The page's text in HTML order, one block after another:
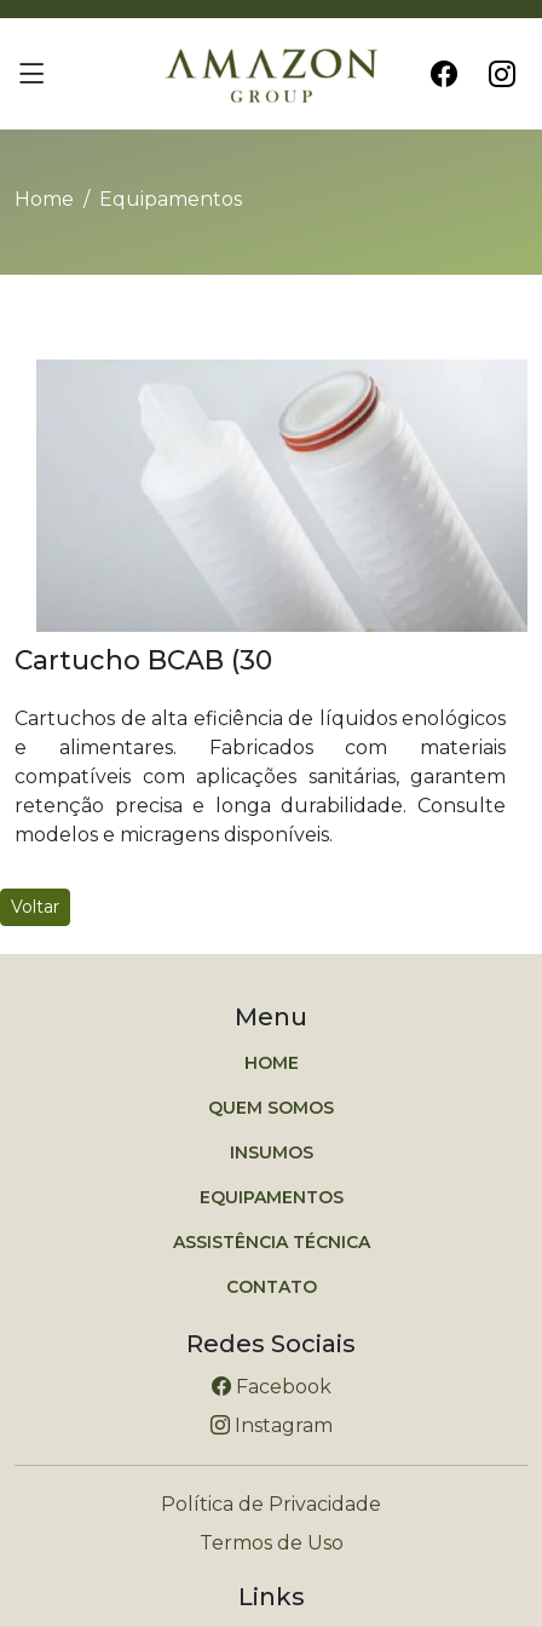
Home Equipamentos
Cartucho BCAB (30
Cartuchos de alta eficiência de líquidos enológicos
e alimentares. Fabricados com materiais
compatíveis com aplicações sanitárias, garantem
retenção precisa e longa durabilidade. Consulte
modelos e micragens disponíveis.
Voltar
Menu
HOME
QUEM SOMOS
INSUMOS
EQUIPAMENTOS
ASSISTÊNCIA TÉCNICA
CONTATO
Redes Sociais
Facebook
Instagram
Política de Privacidade
Termos de Uso
Links